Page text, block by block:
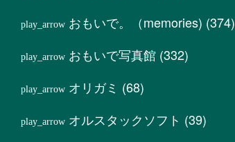
おもいで。（memories) (374)
おもいで写真館 (332)
オリガミ (68)
オルスタックソフト (39)